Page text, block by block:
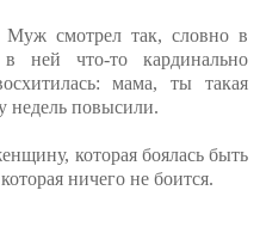
смотрел так, словно в
ней что-то кардинально
мама, ты такая
недель повысили.
которая боялась быть
ничего не боится.